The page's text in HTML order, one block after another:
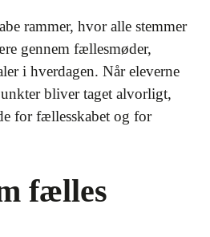
rammer, hvor alle stemmer
gennem fællesmøder,
i hverdagen. Når eleverne
bliver taget alvorligt,
for fællesskabet og for
fælles